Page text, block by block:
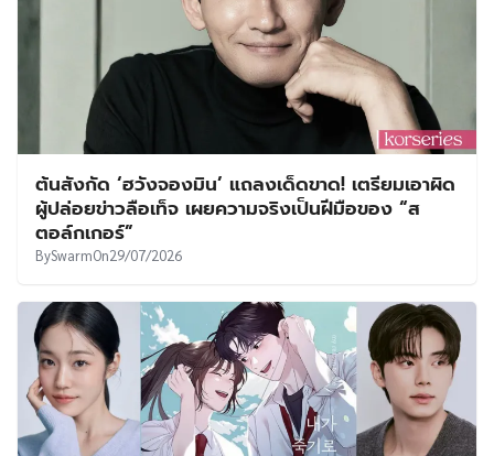
ต้นสังกัด ‘ฮวังจองมิน’ แถลงเด็ดขาด! เตรียมเอาผิด
ผู้ปล่อยข่าวลือเท็จ เผยความจริงเป็นฝีมือของ “ส
ตอล์กเกอร์”
BySwarmOn29/07/2026